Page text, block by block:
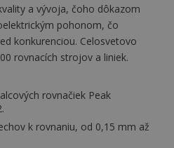
a vývoja, čoho dôkazom
pohonom, čo
konkurenciou. Celosvetovo
rovnacích strojov a liniek.
rovnačiek Peak
k rovnaniu, od 0,15 mm až